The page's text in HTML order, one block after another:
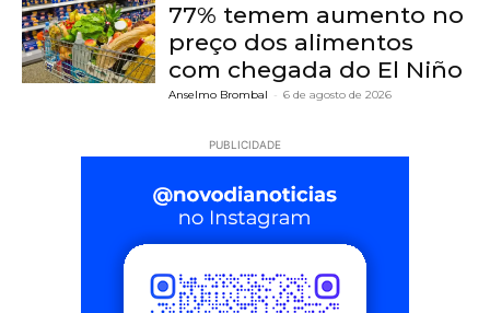
77% temem aumento no
preço dos alimentos
com chegada do El Niño
Anselmo Brombal - 6 de agosto de 2026
PUBLICIDADE